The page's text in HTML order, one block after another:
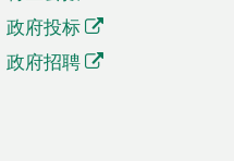
政府投标
政府招聘